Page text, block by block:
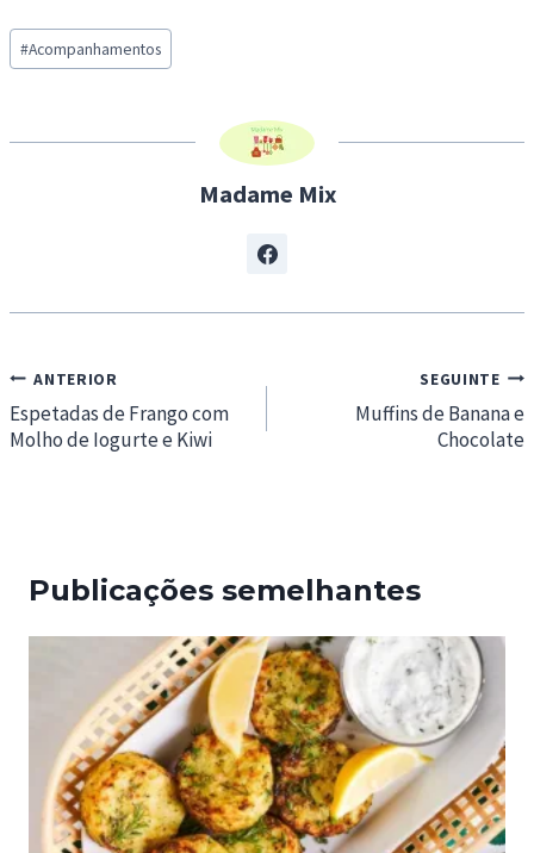
d
i
g
Post
Tags:
#Acompanhamentos
Madame Mix
Navegação
de
artigos
ANTERIOR
Espetadas de Frango com
Molho de Iogurte e Kiwi
SEGUINTE
Muffins de Banana e
Chocolate
Publicações semelhantes